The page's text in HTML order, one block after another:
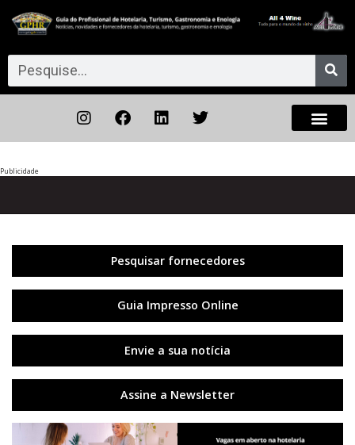
Publicidade
Pesquisar fornecedores
Guia Impresso Online
Envie a sua notícia
Assine a Newsletter